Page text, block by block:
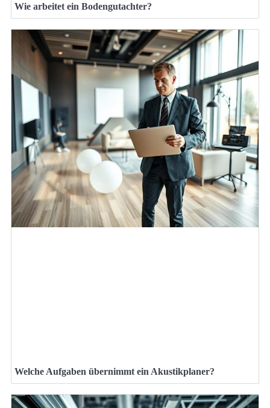
Wie arbeitet ein Bodengutachter?
Welche Aufgaben übernimmt ein Akustikplaner?